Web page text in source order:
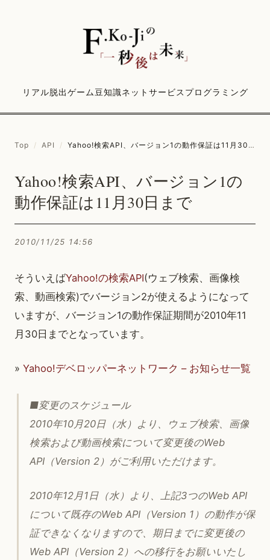
リアル脱出ゲーム豆知識ネットサービス プログラミング
Top / API / Yahoo!検索API、バージョン1の動作保証は11月30日まで
Yahoo!検索API、バージョン1の
動作保証は11月30日まで
2010/11/25 14:56
そういえばYahoo!の検索API(ウェブ検索、画像検
索、動画検索)でバージョン2が使えるようになって
いますが、バージョン1の動作保証期間が2010年11
月30日までとなっています。
» Yahoo!デベロッパーネットワーク – お知らせ一覧
■変更のスケジュール
2010年10月20日（水）より、ウェブ検索、画像
検索および動画検索について変更後のWeb
API（Version 2）がご利用いただけます。
2010年12月1日（水）より、上記3つのWeb API
について既存のWeb API（Version 1）の動作が保
証できなくなりますので、期日までに変更後の
Web API（Version 2）への移行をお願いいたし